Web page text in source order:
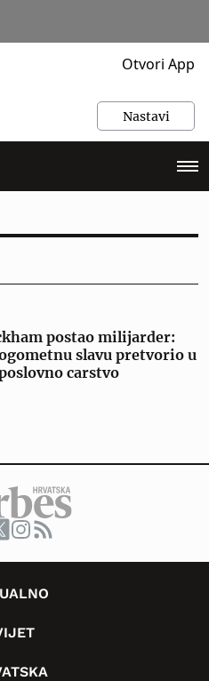
Otvori App
Nastavi
postao milijarder:
slavu pretvorio u
carstvo